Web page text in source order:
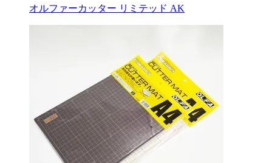
オルファーカッター リミテッド AK